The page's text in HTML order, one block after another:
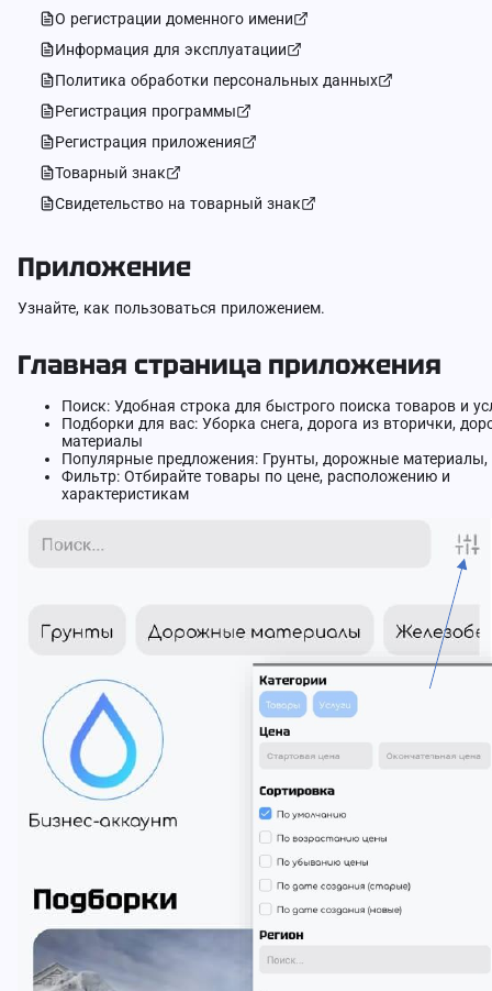
О регистрации доменного имени
Информация для эксплуатации
Политика обработки персональных данных
Регистрация программы
Регистрация приложения
Товарный знак
Свидетельство на товарный знак
Приложение
Узнайте, как пользоваться приложением.
Главная страница приложения
Поиск: Удобная строка для быстрого поиска товаров и
Подборки для вас: Уборка снега, дорога из вторички,
материалы
Популярные предложения: Грунты, дорожные материалы,
Фильтр: Отбирайте товары по цене, расположению и
характеристикам